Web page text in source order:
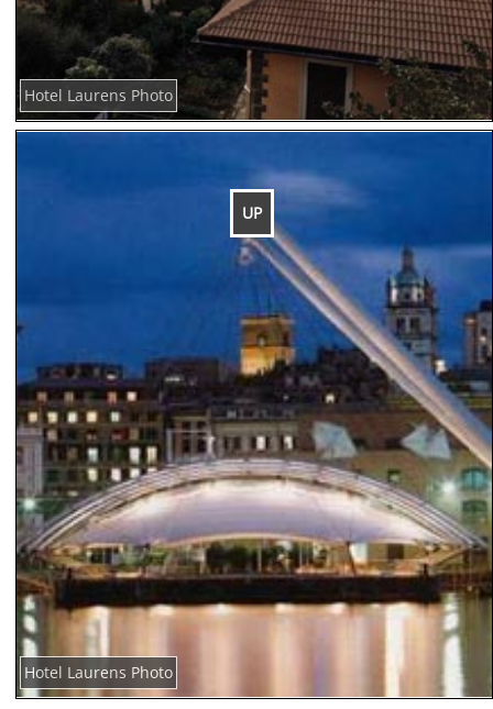
UP
Hotel Laurens Photo
Hotel Laurens Photo